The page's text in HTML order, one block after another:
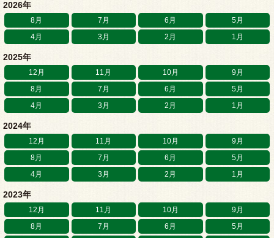
2026年
8月 7月 6月
5月
4月
3月 2月 1月
2025年
12月 11月 10月
9月
8月
7月 6月
5月
4月
3月 2月 1月
2024年
12月 11月 10月
9月
8月
7月 6月
5月
4月
3月 2月 1月
2023年
12月 11月 10月
9月
8月
7月 6月
5月